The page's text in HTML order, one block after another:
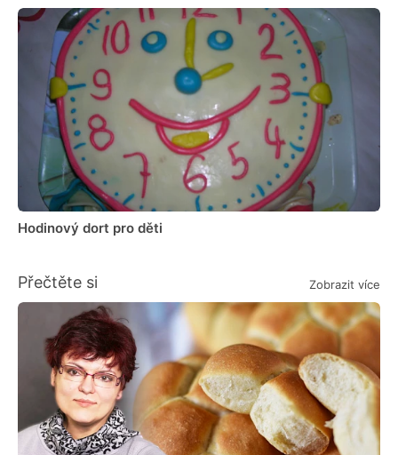
Hodinový dort pro děti
Přečtěte si Zobrazit více